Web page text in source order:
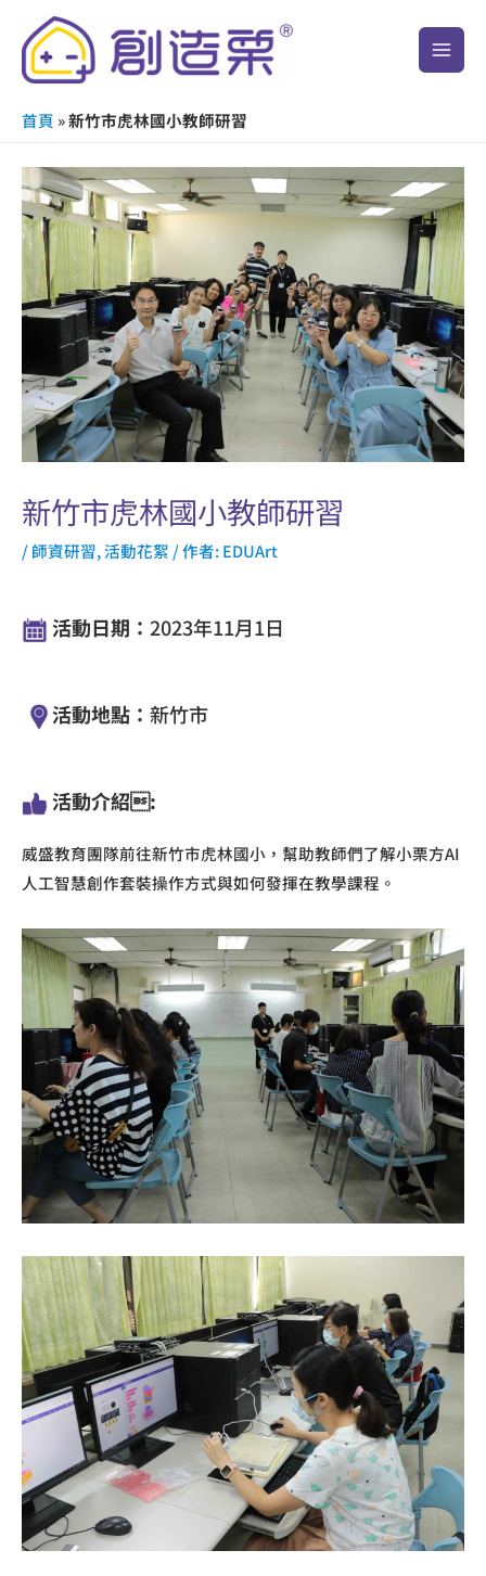
Main
首頁 »新竹市虎林國小教師研習
新竹市虎林國小教師研習
/師資研習,活動花絮 / 作者:EDUArt
活動日期： 2023年11月1日
活動地點： 新竹市
活動介紹:
威盛教育團隊前往新竹市虎林國小，幫助教師們了解小栗方AI
人工智慧創作套裝操作方式與如何發揮在教學課程。